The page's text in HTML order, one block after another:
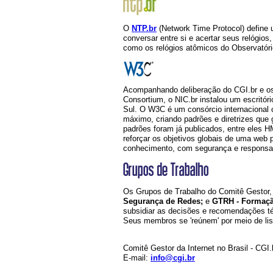
O NTP.br (Network Time Protocol) define
conversar entre si e acertar seus
como os relógios atômicos do
Acompanhando deliberação do CGI.br e
Consortium, o NIC.br instalou um
Sul. O W3C é um consórcio
máximo, criando padrões e diretrizes
padrões foram já publicados, entre eles
reforçar os objetivos globais de uma web
conhecimento, com segurança e
Os Grupos de Trabalho do Comitê
Segurança de Redes; e GTRH -
subsidiar as decisões e recomendações
Seus membros se 'reúnem' por meio de
Comitê Gestor da Internet no Brasil -
E-mail: info@cgi.br